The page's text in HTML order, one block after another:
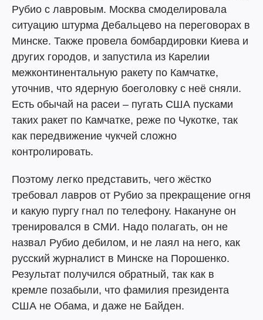
Рубио с лавровым. Москва смоделировала
ситуацию штурма Дебальцево на переговорах в
Минске. Также провела бомбардировки Киева и
других городов, и запустила из Карелии
межконтинентальную ракету по Камчатке,
уточнив, что ядерную боеголовку с неё сняли.
Есть обычай на расеи – пугать США пусками
таких ракет по Камчатке, реже по Чукотке, так
как передвижение чукчей сложно
контролировать.
Поэтому легко представить, чего жёстко
требовал лавров от Рубио за прекращение огня
и какую пургу гнал по телефону. Накануне он
тренировался в СМИ. Надо полагать, он не
назвал Рубио дебилом, и не лаял на него, как
русский журналист в Минске на Порошенко.
Результат получился обратный, так как в
кремле позабыли, что фамилия президента
США не Обама, и даже не Байден.